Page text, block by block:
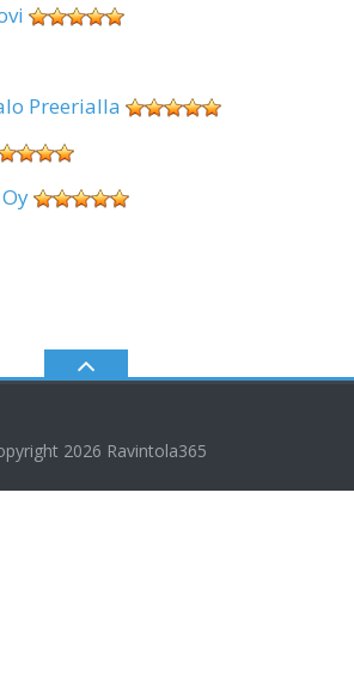
Preerialla
2026 Ravintola365